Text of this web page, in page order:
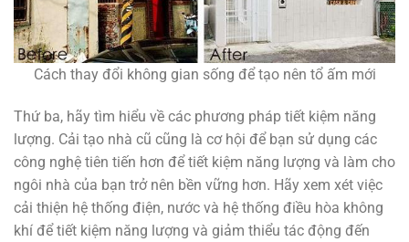
Cách thay đổi không gian sống để tạo nên tổ ấm mới
Thứ ba, hãy tìm hiểu về các phương pháp tiết kiệm năng
lượng. Cải tạo nhà cũ cũng là cơ hội để bạn sử dụng các
công nghệ tiên tiến hơn để tiết kiệm năng lượng và làm cho
ngôi nhà của bạn trở nên bền vững hơn. Hãy xem xét việc
cải thiện hệ thống điện, nước và hệ thống điều hòa không
khí để tiết kiệm năng lượng và giảm thiểu tác động đến